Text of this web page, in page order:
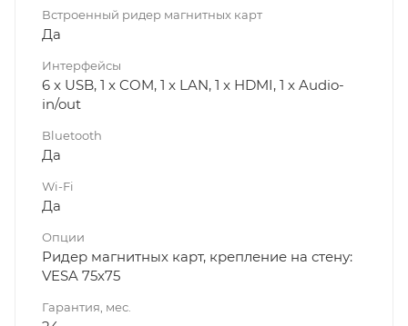
Встроенный ридер магнитных карт
Да
Интерфейсы
6 x USB, 1 x COM, 1 x LAN, 1 x HDMI, 1 x Audio-
in/out
Bluetooth
Да
Wi-Fi
Да
Опции
Ридер магнитных карт, крепление на стену:
VESA 75x75
Гарантия, мес.